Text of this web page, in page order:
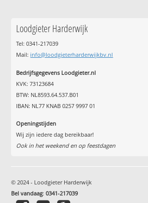
Loodgieter Harderwijk
Tel: 0341-217039
Mail: info@loodgieterharderwijkbv.nl
Bedrijfsgegevens Loodgieter.nl
KVK: 73123684
BTW: NL8593.64.537.B01
IBAN: NL77 KNAB 0257 9997 01
Openingstijden
Wij zijn iedere dag bereikbaar!
Ook in het weekend en op feestdagen
© 2024 - Loodgieter Harderwijk
Bel vandaag:0341-217039